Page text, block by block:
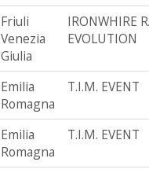
Friuli
Venezia
Giulia
IRONWHIRE
EVOLUTION
Emilia
Romagna
T.I.M. EVENT
Emilia
Romagna
T.I.M. EVENT